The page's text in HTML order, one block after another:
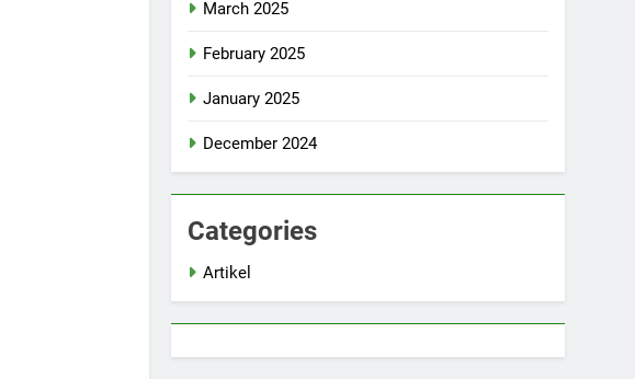
March 2025
February 2025
January 2025
December 2024
Categories
Artikel